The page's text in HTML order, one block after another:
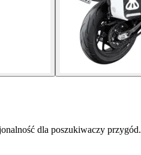
dla poszukiwaczy przygód.